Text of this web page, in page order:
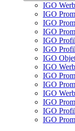
IGO
IGO
IGO
IGO
IGO
IGO
IGO
IGO
IGO
IGO
IGO
IGO
IGO
IGO